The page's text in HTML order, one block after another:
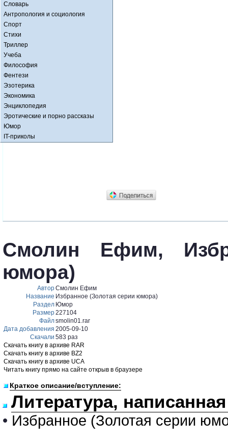
Словарь
Антропология и социология
Спорт
Стихи
Триллер
Учеба
Философия
Фентези
Эзотерика
Экономика
Энциклопедия
Эротические и порно рассказы
Юмор
IT-приколы
Смолин Ефим,
юмора)
АвторСмолин Ефим
Название Избранное (Золотая серии юмора)
Раздел Юмор
Размер227104
Файлsmolin01.rar
Дата добавления 2005-09-10
Скачали 583 раз
Скачать книгу в архиве RAR
Скачать книгу в архиве BZ2
Скачать книгу в архиве UCA
Читать книгу прямо на сайте открыв в браузере
Краткое описание/вступление:
Литература,
• Избранное (Золотая серии